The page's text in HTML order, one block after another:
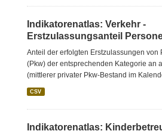
Indikatorenatlas: Verkehr -
Erstzulassungsanteil
Anteil der erfolgten Erstzulassungen von
(Pkw) der entsprechenden Kategorie an
(mittlerer privater Pkw-Bestand im
CSV
Indikatorenatlas: